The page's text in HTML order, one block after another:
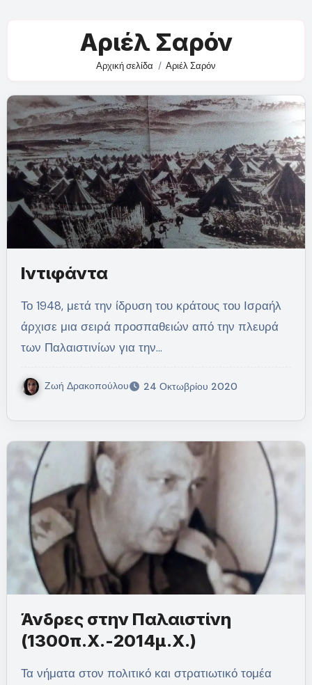
Αριέλ Σαρόν
Αρχική σελίδα Αριέλ Σαρόν
Ιντιφάντα
Το 1948, μετά την ίδρυση του κράτους του Ισραήλ
άρχισε μια σειρά προσπαθειών από την πλευρά
των Παλαιστινίων για την…
Ζωή Δρακοπούλου 24 Οκτωβρίου 2020
Άνδρες στην Παλαιστίνη
(1300π.Χ.-2014μ.Χ.)
Τα νήματα στον πολιτικό και στρατιωτικό τομέα